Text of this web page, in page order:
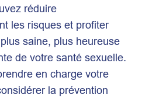
réduire
les risques et profiter
saine, plus heureuse
de votre santé sexuelle.
en charge votre
la prévention